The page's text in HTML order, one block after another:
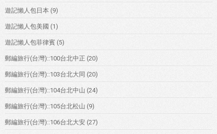
遊記懶人包日本 (9)
遊記懶人包美國 (1)
遊記懶人包菲律賓 (5)
郵編旅行(台灣)::100台北中正 (20)
郵編旅行(台灣)::103台北大同 (20)
郵編旅行(台灣)::104台北中山 (24)
郵編旅行(台灣)::105台北松山 (9)
郵編旅行(台灣)::106台北大安 (27)